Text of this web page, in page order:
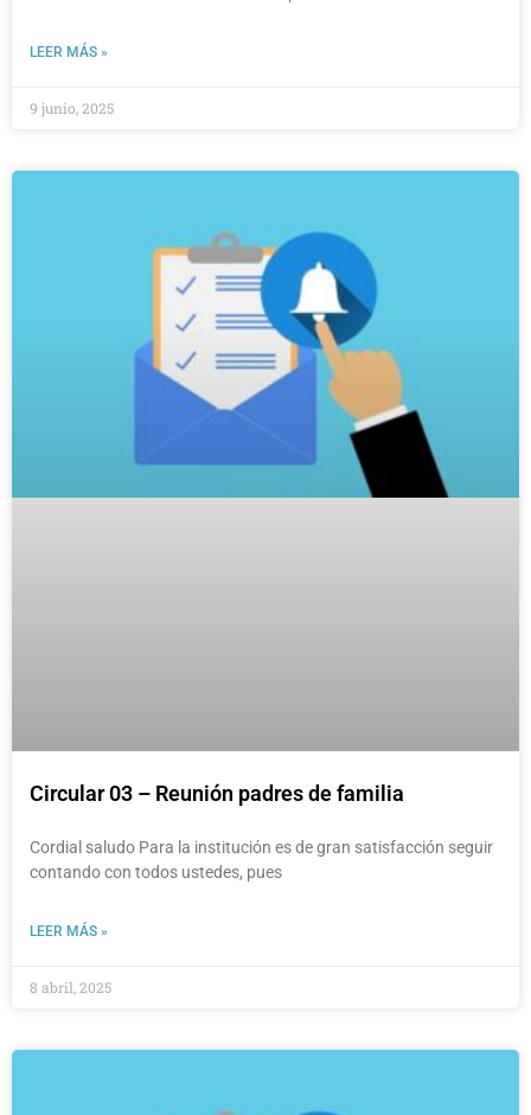
LEER MÁS »
9 junio, 2025
Circular 03 – Reunión padres de familia
Cordial saludo Para la institución es de gran satisfacción seguir
contando con todos ustedes, pues
LEER MÁS »
8 abril, 2025